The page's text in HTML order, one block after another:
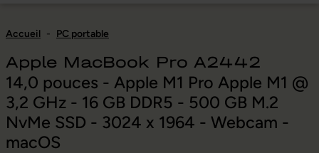
Accueil - PC portable
Apple MacBook Pro A2442
14,0 pouces - Apple M1 Pro Apple M1 @
3,2 GHz - 16 GB DDR5 - 500 GB M.2
NvMe SSD - 3024 x 1964 - Webcam -
macOS